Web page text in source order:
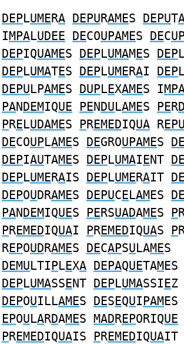
DEPLUMERA DEPURAMES DEPUT
IMPALUDEE DECOUPAMES DEC
DEPIQUAMES DEPLUMAMES DEP
DEPLUMATES DEPLUMERAI DEP
DEPULPAMES DUPLEXAMES I
PANDEMIQUE PENDULAMES PER
PRELUDAMES PREMEDIQUA R
DECOUPLAMES DEGROUPAMES
DEPIAUTAMES DEPLUMAIENT
DEPLUMERAIS DEPLUMERAIT
DEPOUDRAMES DEPUCELAMES DE
PANDEMIQUES PERSUADAMES P
PREMEDIQUAI PREMEDIQUAS P
REPOUDRAMES DECAPSULAMES
DEMULTIPLEXA DEPAQUETAMES
DEPLUMASSENT DEPLUMASSIEZ
DEPOUILLAMES DESEQUIPAMES
EPOULARDAMES MADREPORIQUE
PREMEDIQUAIS PREMEDIQUAIT